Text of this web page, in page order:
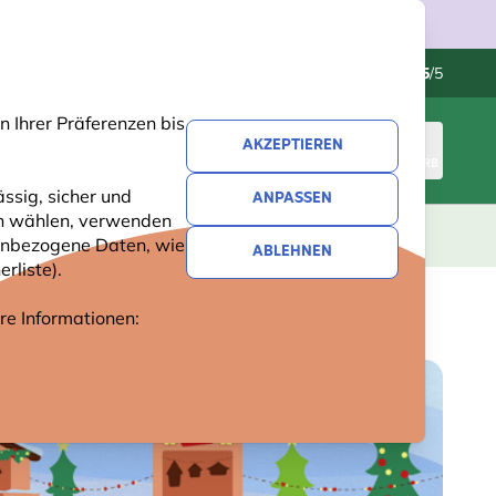
Ihrer Präferenzen bis
sicher und
wählen, verwenden
Daten, wie
Informationen:
AKZEPTIEREN
ANPASSEN
ABLEHNEN
4.5/5
WARENKORB
GESCHENKE NEUHEITEN ANGEBOTE